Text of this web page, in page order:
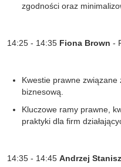
zgodności oraz
14:25 - 14:35 Fiona Brown -
Kwestie prawne
biznesową.
Kluczowe ramy prawne,
praktyki dla firm
14:35 - 14:45 Andrzej